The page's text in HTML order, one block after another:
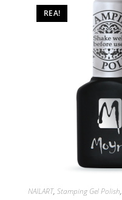
REA!
NAILART, Stamping Gel Polish,